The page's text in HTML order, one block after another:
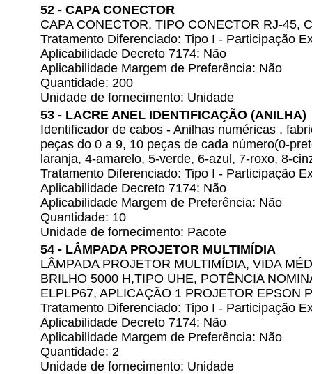
52 - CAPA CONECTOR
CAPA CONECTOR, TIPO CONECTOR RJ-45,
Tratamento Diferenciado: Tipo I - Participação
Aplicabilidade Decreto 7174: Não
Aplicabilidade Margem de Preferência: Não
Quantidade: 200
Unidade de fornecimento: Unidade
53 - LACRE ANEL IDENTIFICAÇÃO (ANILHA)
Identificador de cabos - Anilhas numéricas ,
peças do 0 a 9, 10 peças de cada número(0-
laranja, 4-amarelo, 5-verde, 6-azul, 7-roxo, 8-
Tratamento Diferenciado: Tipo I - Participação
Aplicabilidade Decreto 7174: Não
Aplicabilidade Margem de Preferência: Não
Quantidade: 10
Unidade de fornecimento: Pacote
54 - LÂMPADA PROJETOR MULTIMÍDIA
LÂMPADA PROJETOR MULTIMÍDIA, VIDA
BRILHO 5000 H,TIPO UHE, POTÊNCIA
ELPLP67, APLICAÇÃO 1 PROJETOR EPSON
Tratamento Diferenciado: Tipo I - Participação
Aplicabilidade Decreto 7174: Não
Aplicabilidade Margem de Preferência: Não
Quantidade: 2
Unidade de fornecimento: Unidade